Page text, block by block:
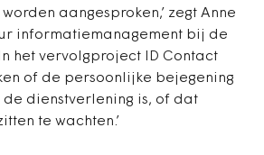
aangesproken,’ zegt Anne
informatiemanagement bij de
het vervolgproject ID Contact
of de persoonlijke bejegening
dienstverlening is, of dat
te wachten.’